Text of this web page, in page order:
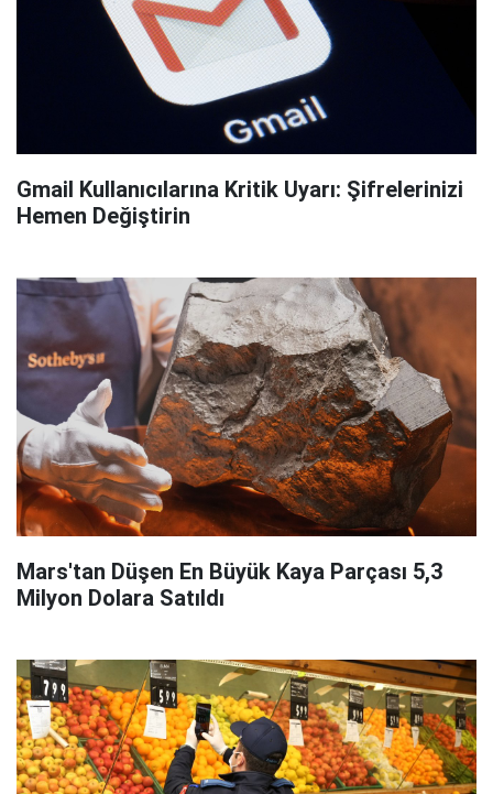
Gmail Kullanıcılarına Kritik Uyarı: Şifrelerinizi
Hemen Değiştirin
Mars'tan Düşen En Büyük Kaya Parçası 5,3
Milyon Dolara Satıldı